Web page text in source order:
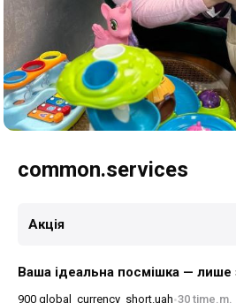
common.services
Акція
Ваша ідеальна посмішка — лише
900 global_currency_short.uah•30 time.m.